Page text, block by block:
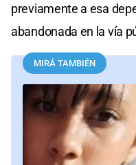
previamente a esa
abandonada en la vía
MIRÁ TAMBIÉN